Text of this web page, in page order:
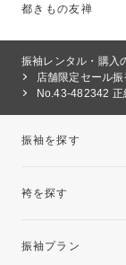
都きもの友禅
振袖レンタル・購入
店舗限定セール
No.43-482342
振袖を探す
袴を探す
振袖プラン